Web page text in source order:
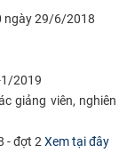
ngày 29/6/2018
2019
giảng viên, nghiên
- đợt 2 Xem tại đây